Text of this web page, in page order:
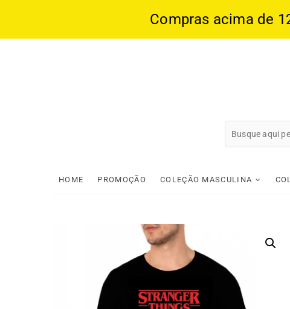
Compras acima de
HOME PROMOÇÃO COLEÇÃO MASCULINA